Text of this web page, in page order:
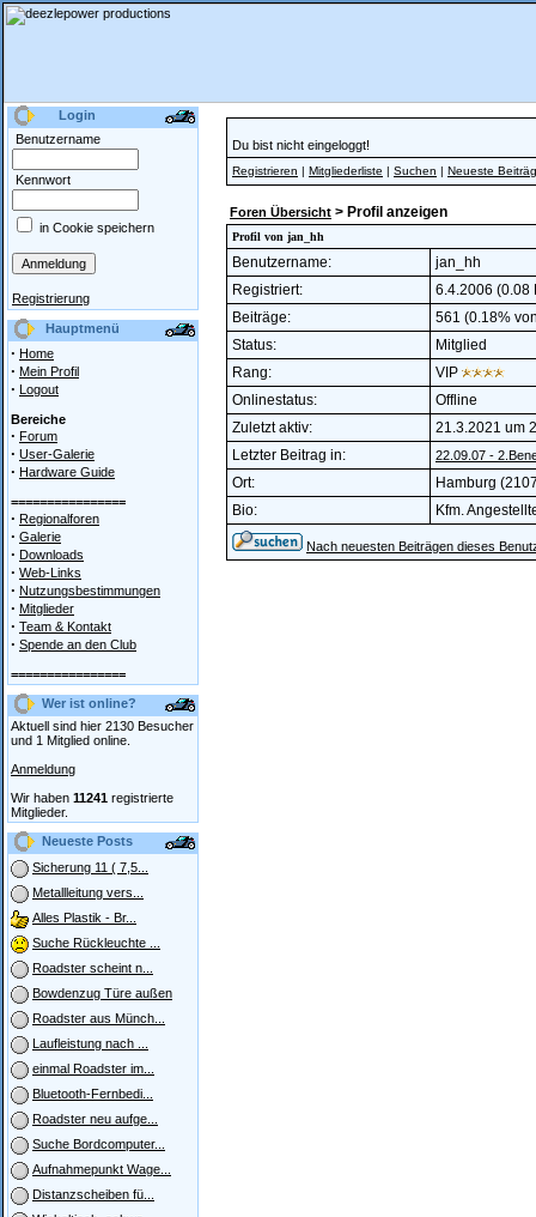
Login
Benutzername
Kennwort
in Cookie speichern
Registrierung
Hauptmenü
· Home
· Mein Profil
· Logout
Bereiche
· Forum
· User-Galerie
· Hardware Guide
================
· Regionalforen
· Galerie
· Downloads
· Web-Links
· Nutzungsbestimmungen
· Mitglieder
· Team & Kontakt
· Spende an den Club
================
Wer ist online?
Aktuell sind hier 2130 Besucher
und 1 Mitglied online.
Anmeldung
Wir haben 11241 registrierte
Mitglieder.
Neueste Posts
Sicherung 11 ( 7,5...
Metallleitung vers...
Alles Plastik - Br...
Suche Rückleuchte ...
Roadster scheint n...
Bowdenzug Türe außen
Roadster aus Münch...
Laufleistung nach ...
einmal Roadster im...
Bluetooth-Fernbedi...
Roadster neu aufge...
Suche Bordcomputer...
Aufnahmepunkt Wage...
Distanzscheiben fü...
Du bist nicht eingeloggt!
Registrieren | Mitgliederliste | Suchen | Neueste
Foren Übersicht > Profil anzeigen
Profil von jan_hh
Benutzername:
jan_hh
Registriert:
6.4.2006 (0.08
Beiträge:
561 (0.18%
Status:
Mitglied
Rang:
VIP
Onlinestatus:
Offline
Zuletzt aktiv:
21.3.2021 um
Letzter Beitrag in:
22.09.07 -
Ort:
Hamburg
Bio:
Kfm.
Nach neuesten Beiträgen dieses